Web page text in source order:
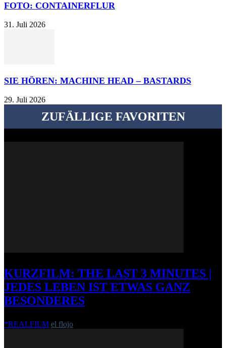
FOTO: CONTAINERFLUR
31. Juli 2026
SIE HÖREN: MACHINE HEAD – BASTARDS
29. Juli 2026
ZUFÄLLIGE FAVORITEN
KURZFILM: THE LAST 3 MINUTES |
JEDES LEBEN IST ETWAS GANZ
BESONDERES
*REALFILM el flojo